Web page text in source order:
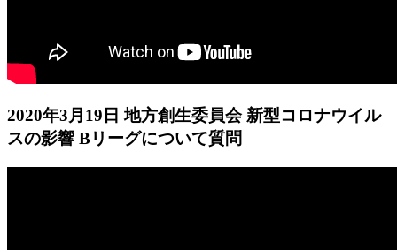
2020年3月19日 地方創生委員会 新型コロナウイル
スの影響 Bリーグについて質問